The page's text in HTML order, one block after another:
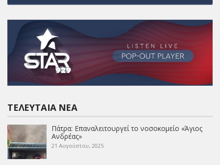
ΤΕΛΕΥΤΑΊΑ ΝΈΑ
Πάτρα: Επαναλειτουργεί το νοσοκομείο «Άγιος
Ανδρέας»
21 Αυγούστου, 2025